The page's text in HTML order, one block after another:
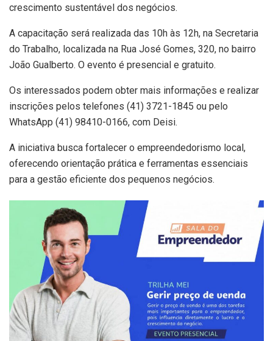
crescimento sustentável dos negócios.
A capacitação será realizada das 10h às 12h, na Secretaria
do Trabalho, localizada na Rua José Gomes, 320, no bairro
João Gualberto. O evento é presencial e gratuito.
Os interessados podem obter mais informações e realizar
inscrições pelos telefones (41) 3721-1845 ou pelo
WhatsApp (41) 98410-0166, com Deisi.
A iniciativa busca fortalecer o empreendedorismo local,
oferecendo orientação prática e ferramentas essenciais
para a gestão eficiente dos pequenos negócios.